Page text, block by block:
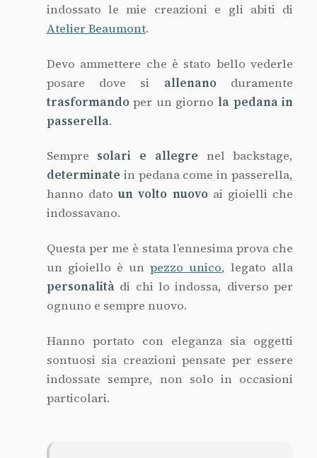
indossato le mie creazioni e gli abiti di
Atelier Beaumont.
Devo ammettere che è stato bello vederle
posare dove si allenanoduramente
trasformandoper un giornola pedana in
passerella.
Sempre solari e allegre nel backstage,
determinate in pedana come in passerella,
hanno datoun volto nuovoai gioielli che
indossavano.
Questa per me è stata l’ennesima prova che
un gioiello è unpezzo unico, legato alla
personalitàdi chi lo indossa, diverso per
ognuno e sempre nuovo.
Hanno portato con eleganza sia oggetti
sontuosi sia creazioni pensate per essere
indossate sempre, non solo in occasioni
particolari.